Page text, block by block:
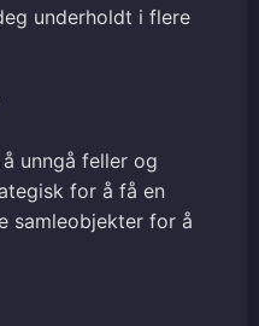
underholdt i flere
unngå feller og
for å få en
samleobjekter for å